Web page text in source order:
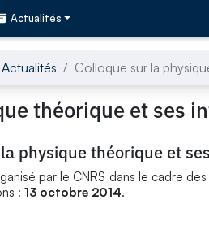
Actualités
Actualités Colloque sur la
théorique et ses
physique théorique et
par le CNRS dans le cadre
: 13 octobre 2014.